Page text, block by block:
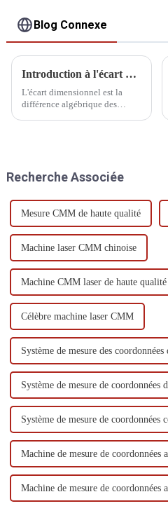
Blog Connexe
Introduction à l'écart dimensionnel
L'écart dimensionnel est la
différence algébrique des
Recherche Associée
Mesure CMM de haute qualité
Machine laser CMM chinoise
Machine CMM laser de haute qualité
Célèbre machine laser CMM
Système de mesure des
Système de mesure de coordonnées
Système de mesure de coordonnées
Machine de mesure de coordonnées
Machine de mesure de coordonnées